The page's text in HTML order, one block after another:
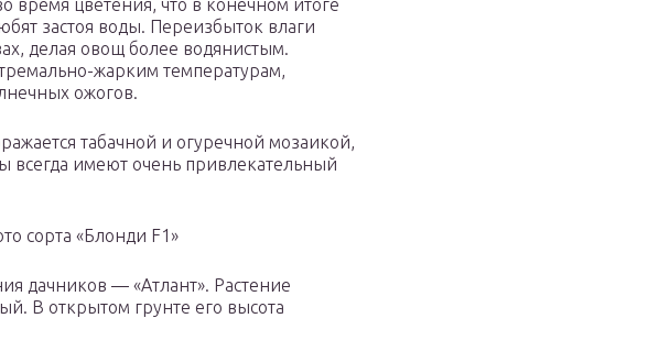
время цветения, что в конечном итоге
застоя воды. Переизбыток влаги
делая овощ более водянистым.
жарким температурам,
ожогов.
табачной и огуречной мозаикой,
всегда имеют очень привлекательный
сорта «Блонди F1»
дачников — «Атлант». Растение
В открытом грунте его высота